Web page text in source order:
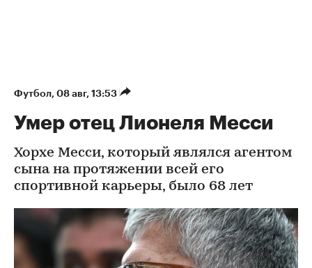
Футбол⁠, 08 авг, 13:53
Умер отец Лионеля Месси
Хорхе Месси, который являлся агентом
сына на протяжении всей его
спортивной карьеры, было 68 лет